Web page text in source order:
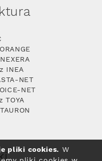
INEA
NET
NET
TOYA
pliki cookies. W